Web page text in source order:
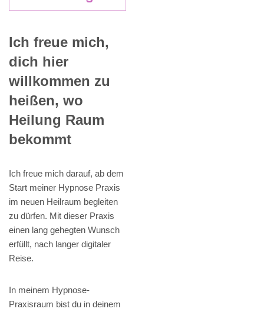
Ich freue mich,
dich hier
willkommen zu
heißen, wo
Heilung Raum
bekommt
Ich freue mich darauf, ab dem
Start meiner Hypnose Praxis
im neuen Heilraum begleiten
zu dürfen. Mit dieser Praxis
einen lang gehegten Wunsch
erfüllt, nach langer digitaler
Reise.
In meinem Hypnose-
Praxisraum bist du in deinem